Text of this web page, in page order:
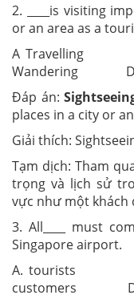
2. ____is visiting
or an area as a
A
Wandering D
Đáp án:
places in a city or
Giải thích:
Tạm dịch: Tham
trọng và lịch sử
vực như một
3. All____ must
Singapore airport.
A.
customers D